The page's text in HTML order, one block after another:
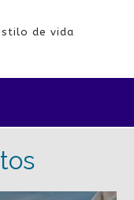
de vida